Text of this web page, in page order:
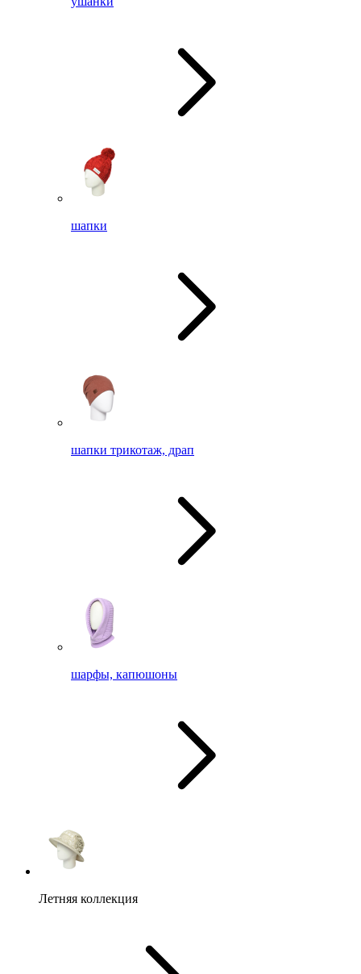
шапки
шапки трикотаж, драп
шарфы, капюшоны
Летняя коллекция